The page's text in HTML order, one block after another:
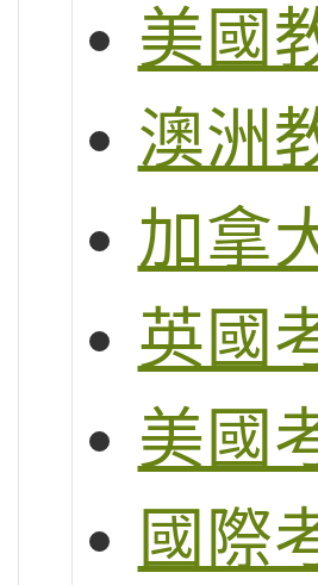
美國
澳洲
加拿
英國
美國
國際